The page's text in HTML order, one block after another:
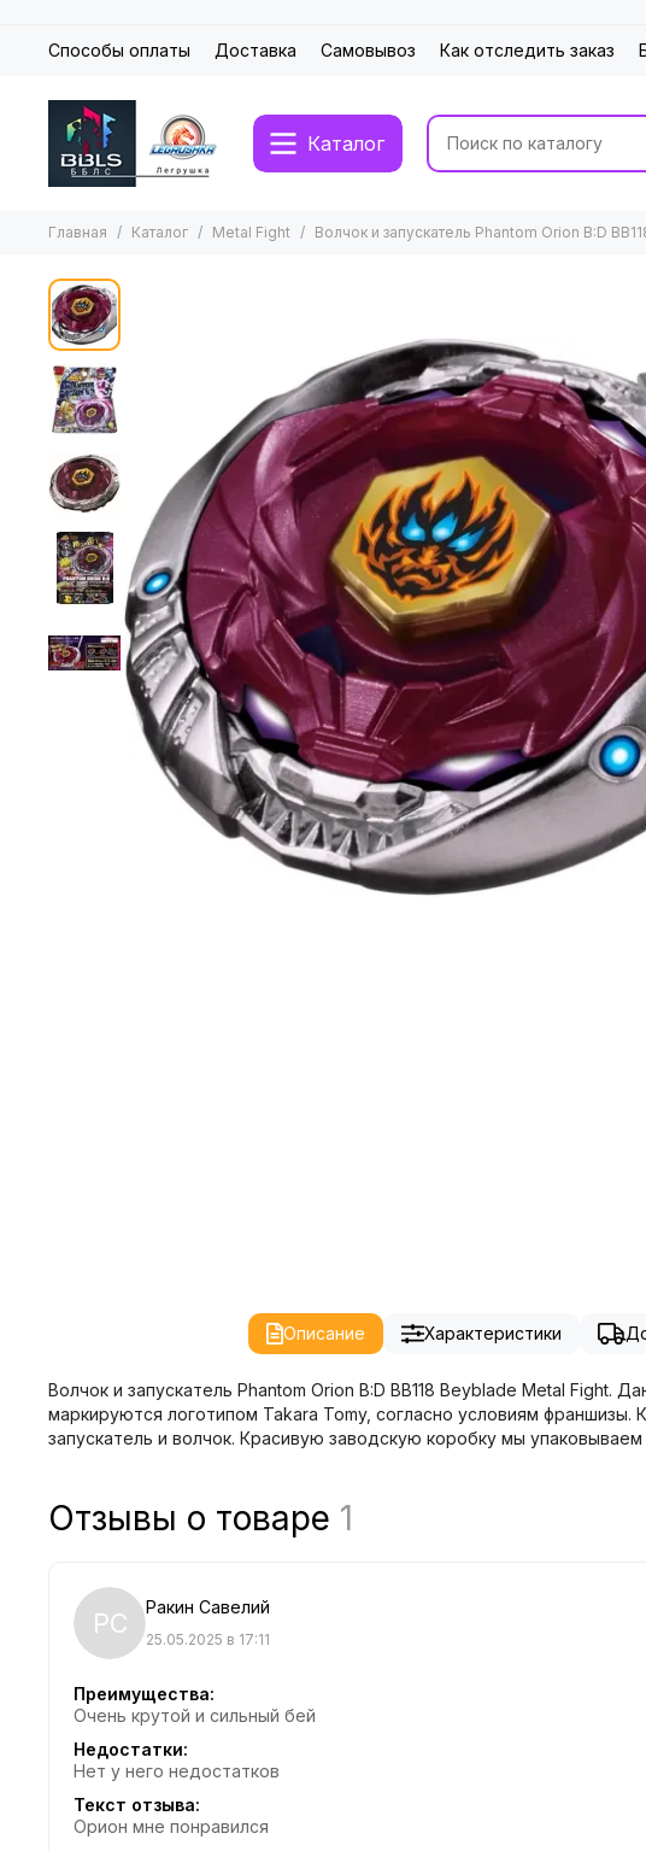
Способы оплаты Доставка Самовывоз Как отследить заказ
Каталог
Главная Каталог Metal Fight Волчок и запускатель Phantom Orion B:D
Описание Характеристики
Волчок и запускатель Phantom Orion B:D BB118 Beyblade Metal
маркируются логотипом Takara Tomy, согласно условиям
запускатель и волчок. Красивую заводскую коробку мы
Отзывы о товаре 1
РС Ракин Савелий
25.05.2025 в 17:11
Преимущества:
Очень крутой и сильный бей
Недостатки:
Нет у него недостатков
Текст отзыва:
Орион мне понравился